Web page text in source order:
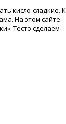
кисло-сладкие. К
На этом сайте
Тесто сделаем